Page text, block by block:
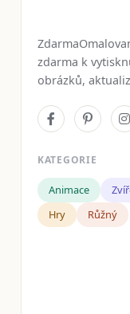
zdarma k
obrázků,
KATEGORIE
Animace
Hry
Růžný